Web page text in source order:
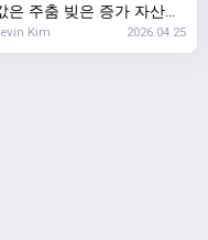
은 주춤 빚은 증가 자산은
로?Kim 2026.04.25